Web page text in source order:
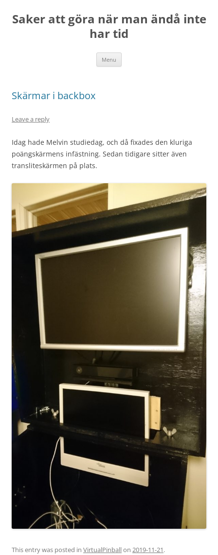
content
Saker att göra när man ändå inte
har tid
Menu
Skärmar i backbox
Leave a reply
Idag hade Melvin studiedag, och då fixades den kluriga
poängskärmens infästning. Sedan tidigare sitter även
transliteskärmen på plats.
This entry was posted in VirtualPinballon 2019-11-21.